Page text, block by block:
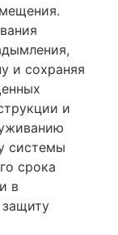
и сохраняя
и
системы
срока
в